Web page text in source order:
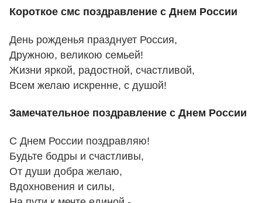
Короткое смс поздравление с Днем России
День рожденья празднует Россия,
Дружною, великою семьей!
Жизни яркой, радостной, счастливой,
Всем желаю искренне, с душой!
Замечательное поздравление с Днем России
С Днем России поздравляю!
Будьте бодры и счастливы,
От души добра желаю,
Вдохновения и силы,